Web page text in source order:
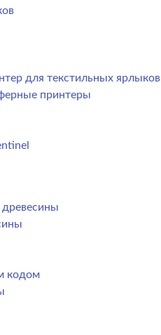
для текстильных ярлыков
принтеры
кодом